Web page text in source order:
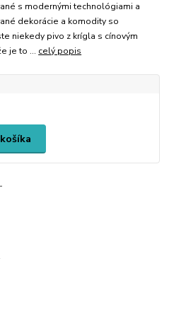
s modernými technológiami a
dekorácie a komodity so
niekedy pivo z krígla s cínovým
je to ... celý popis